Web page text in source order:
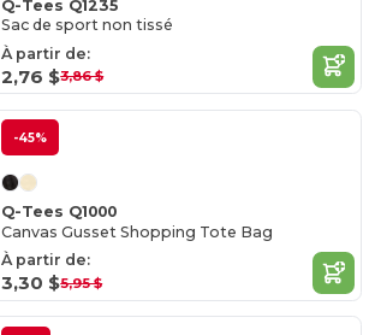
Q-Tees Q1235
Sac de sport non tissé
À partir de:
2,76 $3,86 $
-45%
Q-Tees Q1000
Canvas Gusset Shopping Tote Bag
À partir de:
3,30 $5,95 $